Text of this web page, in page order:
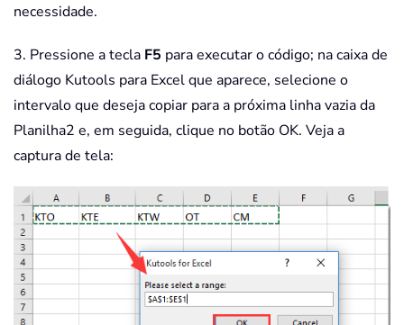
necessidade.
3. Pressione a tecla F5 para executar o código; na caixa de
diálogo Kutools para Excel que aparece, selecione o
intervalo que deseja copiar para a próxima linha vazia da
Planilha2 e, em seguida, clique no botão OK. Veja a
captura de tela: